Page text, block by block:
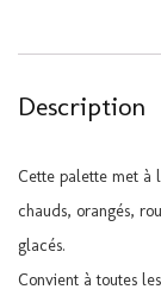
Description
Cette palette met à
chauds, orangés,
glacés.
Convient à toutes